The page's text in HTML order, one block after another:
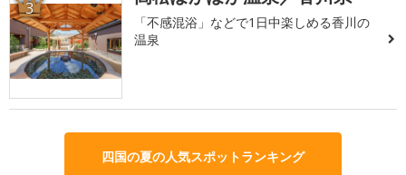
3
「不感混浴」などで1日中楽しめる香川の
温泉
四国の夏の人気スポットランキング